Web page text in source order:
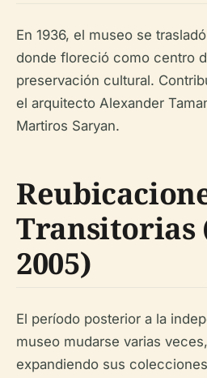
En 1936, el museo se
donde floreció como centro
preservación cultural.
el arquitecto Alexander
Martiros Saryan.
Transitorias
2005)
El período posterior a la
museo mudarse varias
expandiendo sus